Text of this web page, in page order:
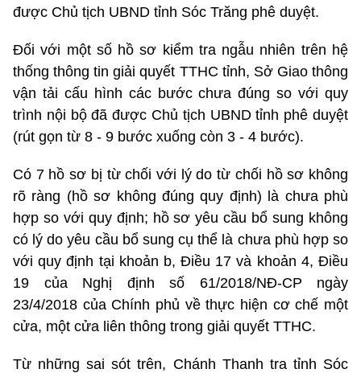
được Chủ tịch UBND tỉnh Sóc Trăng phê duyệt.
Đối với một số hồ sơ kiểm tra ngẫu nhiên trên hệ
thống thông tin giải quyết TTHC tỉnh, Sở Giao thông
vận tải cấu hình các bước chưa đúng so với quy
trình nội bộ đã được Chủ tịch UBND tỉnh phê duyệt
(rút gọn từ 8 - 9 bước xuống còn 3 - 4 bước).
Có 7 hồ sơ bị từ chối với lý do từ chối hồ sơ không
rõ ràng (hồ sơ không đúng quy định) là chưa phù
hợp so với quy định; hồ sơ yêu cầu bổ sung không
có lý do yêu cầu bổ sung cụ thể là chưa phù hợp so
với quy định tại khoản b, Điều 17 và khoản 4, Điều
19 của Nghị định số 61/2018/NĐ-CP ngày
23/4/2018 của Chính phủ về thực hiện cơ chế một
cửa, một cửa liên thông trong giải quyết TTHC.
Từ những sai sót trên, Chánh Thanh tra tỉnh Sóc